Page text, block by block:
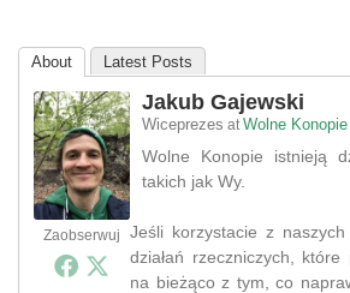
About Latest Posts
Zaobserwuj
Jakub Gajewski
Wiceprezes at Wolne Konopie
Wolne Konopie istnieją
takich jak Wy.
Jeśli korzystacie z naszych
działań rzeczniczych,
na bieżąco z tym, co